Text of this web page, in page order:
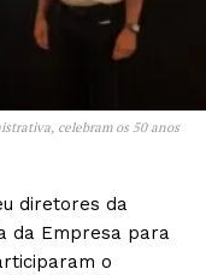
celebram os 50 anos
diretores da
da Empresa para
o